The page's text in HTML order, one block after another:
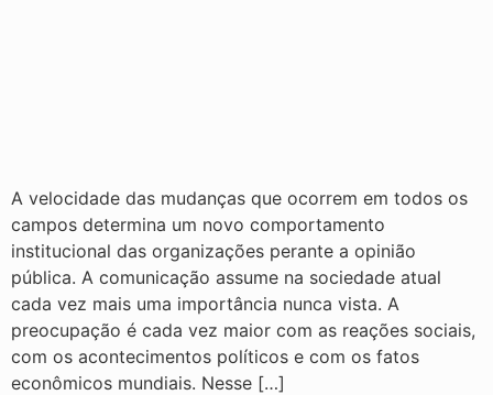
A velocidade das mudanças que ocorrem em todos os
campos determina um novo comportamento
institucional das organizações perante a opinião
pública. A comunicação assume na sociedade atual
cada vez mais uma importância nunca vista. A
preocupação é cada vez maior com as reações sociais,
com os acontecimentos políticos e com os fatos
econômicos mundiais. Nesse […]